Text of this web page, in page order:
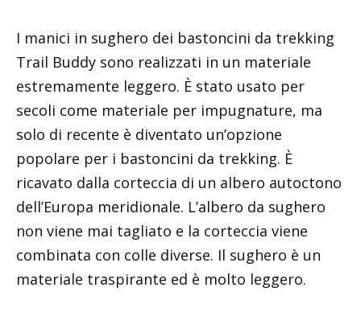
I manici in sughero dei bastoncini da trekking
Trail Buddy sono realizzati in un materiale
estremamente leggero. È stato usato per
secoli come materiale per impugnature, ma
solo di recente è diventato un’opzione
popolare per i bastoncini da trekking. È
ricavato dalla corteccia di un albero autoctono
dell’Europa meridionale. L’albero da sughero
non viene mai tagliato e la corteccia viene
combinata con colle diverse. Il sughero è un
materiale traspirante ed è molto leggero.